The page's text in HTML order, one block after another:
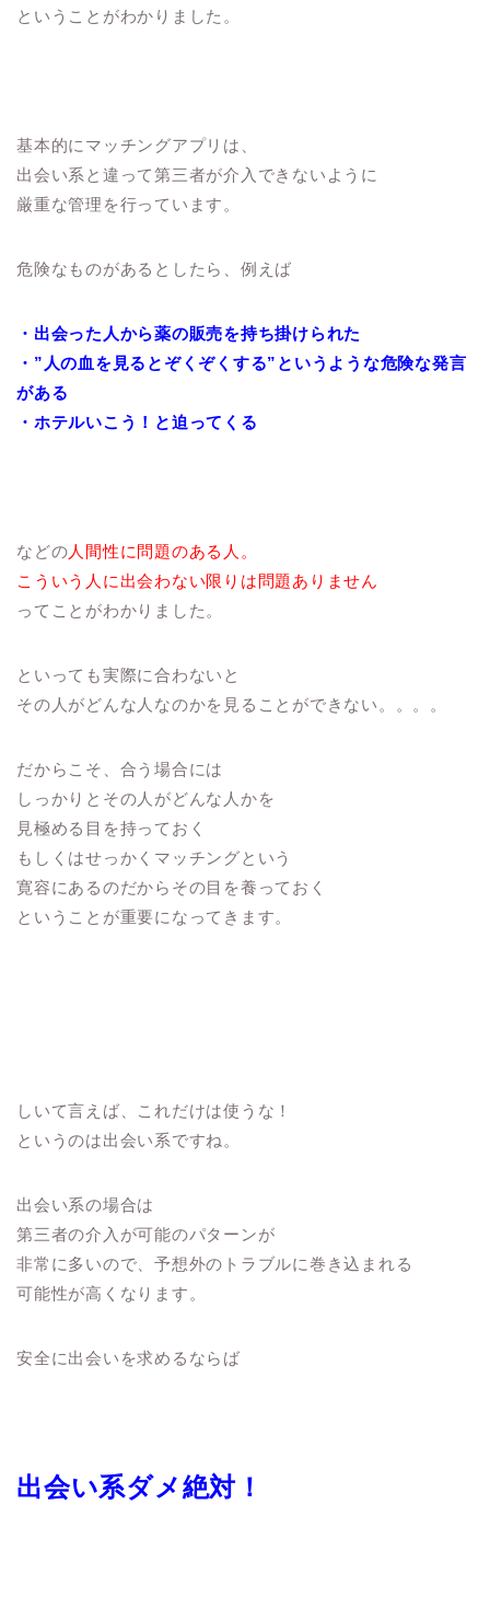
ということがわかりました。
基本的にマッチングアプリは、
出会い系と違って第三者が介入できないように
厳重な管理を行っています。
危険なものがあるとしたら、例えば
・出会った人から薬の販売を持ち掛けられた
・”人の血を見るとぞくぞくする”というような危険な発言
がある
・ホテルいこう！と迫ってくる
などの人間性に問題のある人。
こういう人に出会わない限りは問題ありません
ってことがわかりました。
といっても実際に合わないと
その人がどんな人なのかを見ることができない。。。。
だからこそ、合う場合には
しっかりとその人がどんな人かを
見極める目を持っておく
もしくはせっかくマッチングという
寛容にあるのだからその目を養っておく
ということが重要になってきます。
しいて言えば、これだけは使うな！
というのは出会い系ですね。
出会い系の場合は
第三者の介入が可能のパターンが
非常に多いので、予想外のトラブルに巻き込まれる
可能性が高くなります。
安全に出会いを求めるならば
出会い系ダメ絶対！